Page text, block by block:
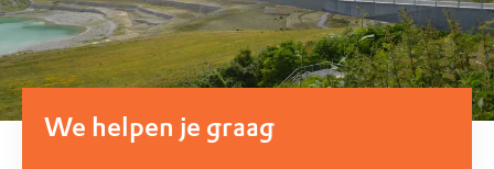
We helpen je graag